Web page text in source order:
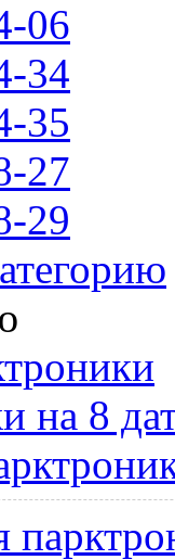
06
34
35
27
29
на 8